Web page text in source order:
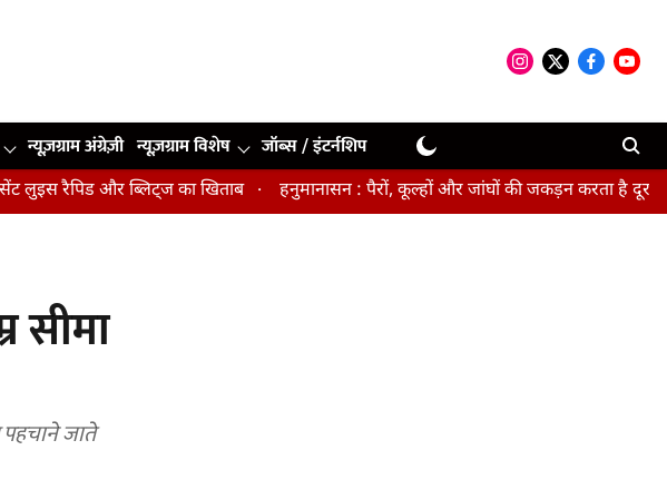
न्यूज़ग्राम अंग्रेज़ी न्यूज़ग्राम विशेष जॉब्स / इंटर्नशिप
रैपिड और ब्लिट्ज का खिताब हनुमानासन : पैरों, कूल्हों और जांघों की जकड़न करता है दूर,
सीमा
जाते